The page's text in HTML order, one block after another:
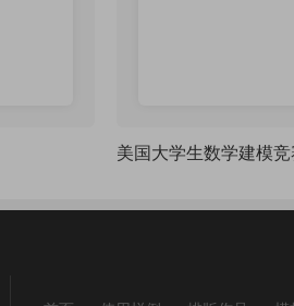
美国大学生数学建模